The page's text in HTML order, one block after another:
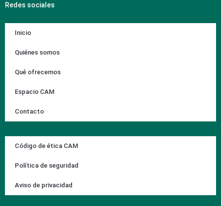
Redes sociales
Inicio
Quiénes somos
Qué ofrecemos
Espacio CAM
Contacto
Código de ética CAM
Política de seguridad
Aviso de privacidad